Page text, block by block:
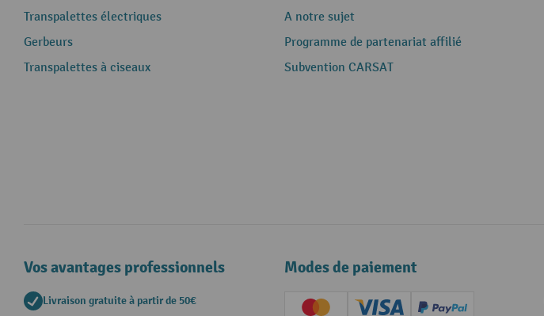
Transpalettes électriques
Gerbeurs
Transpalettes à ciseaux
A notre sujet
Programme de partenariat affilié
Subvention CARSAT
Vos avantages professionnels
Livraison gratuite à partir de 50€
Modes de paiement